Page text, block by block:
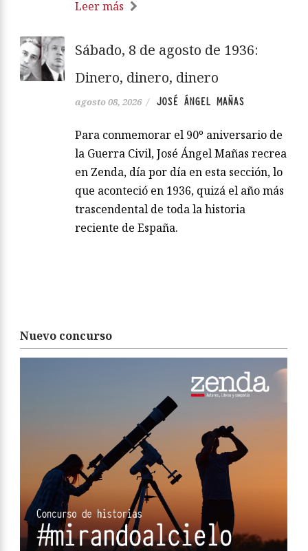
Leer más
Sábado, 8 de agosto de 1936:
Dinero, dinero, dinero
agosto 08, 2026 / JOSÉ ÁNGEL MAÑAS
Para conmemorar el 90º aniversario de
la Guerra Civil, José Ángel Mañas recrea
en Zenda, día por día en esta sección, lo
que aconteció en 1936, quizá el año más
trascendental de toda la historia
reciente de España.
Nuevo concurso